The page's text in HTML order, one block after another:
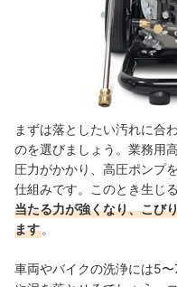
まずは落としたい汚れに合
のを選びましょう。業務用
圧力がかかり、高圧ポンプ
仕組みです。このとき生じる
当たる力が強くなり、こび
ます。
車両やバイクの洗浄には5